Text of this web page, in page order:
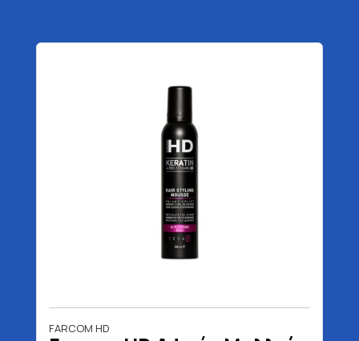
FARCOM HD